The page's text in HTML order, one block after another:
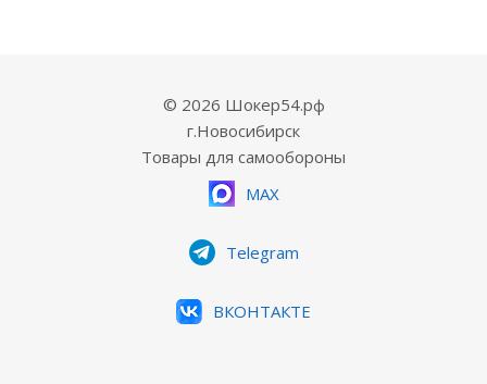
© 2026 Шокер54.рф
г.Новосибирск
Товары для самообороны
MAX
Telegram
ВКОНТАКТЕ